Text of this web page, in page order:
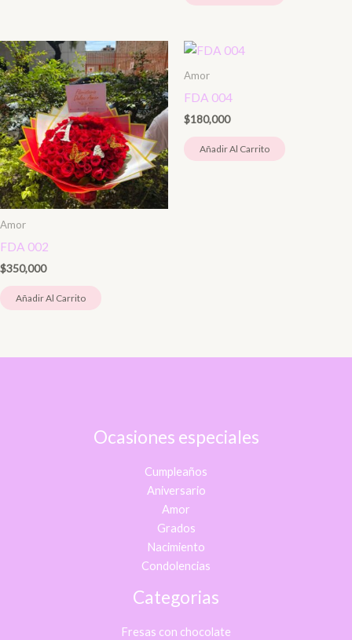
Amor
FDA 002
$350,000
Añadir Al Carrito
Amor
FDA 004
$180,000
Añadir Al Carrito
Ocasiones especiales
Cumpleaños
Aniversario
Amor
Grados
Nacimiento
Condolencias
Categorias
Fresas con chocolate